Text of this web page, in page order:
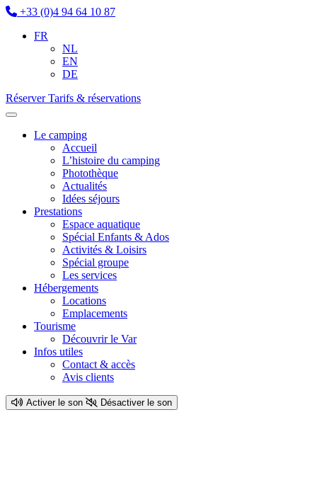
+33 (0)4 94 64 10 87
FR
NL
EN
DE
RéserverTarifs & réservations
Le camping
Accueil
L’histoire du camping
Photothèque
Actualités
Idées séjours
Prestations
Espace aquatique
Spécial Enfants & Ados
Activités & Loisirs
Spécial groupe
Les services
Hébergements
Locations
Emplacements
Tourisme
Découvrir le Var
Infos utiles
Contact & accès
Avis clients
Activer le son Désactiver le son